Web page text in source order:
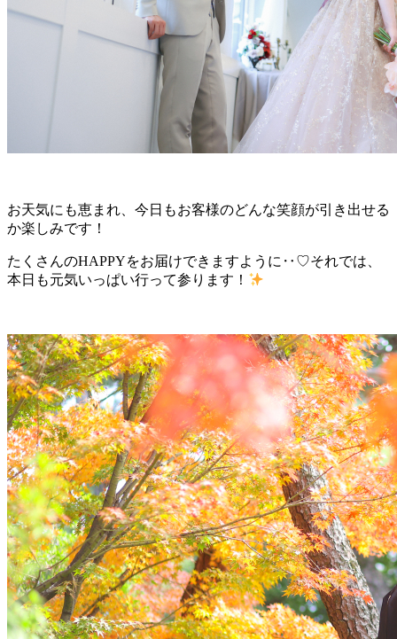
お天気にも恵まれ、今日もお客様のどんな笑顔が引き出せる
か楽しみです！
たくさんのHAPPYをお届けできますように‥♡それでは、
本日も元気いっぱい行って参ります！